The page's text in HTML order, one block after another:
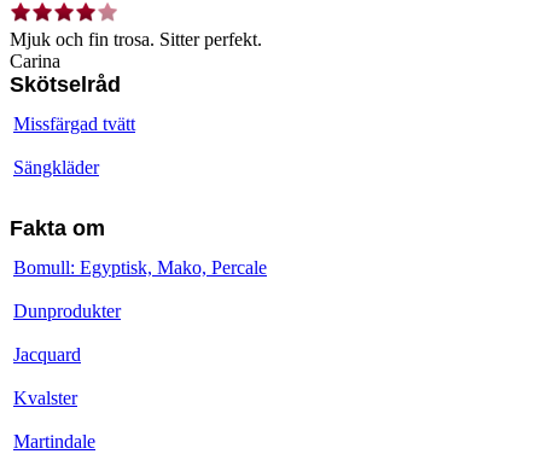
Mjuk och fin trosa. Sitter perfekt.
Carina
Skötselråd
Missfärgad tvätt
Sängkläder
Fakta om
Bomull: Egyptisk, Mako, Percale
Dunprodukter
Jacquard
Kvalster
Martindale